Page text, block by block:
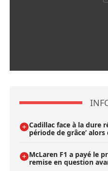
Cadillac face à la dure
période de grâce’
McLaren F1 a payé le
remise en question